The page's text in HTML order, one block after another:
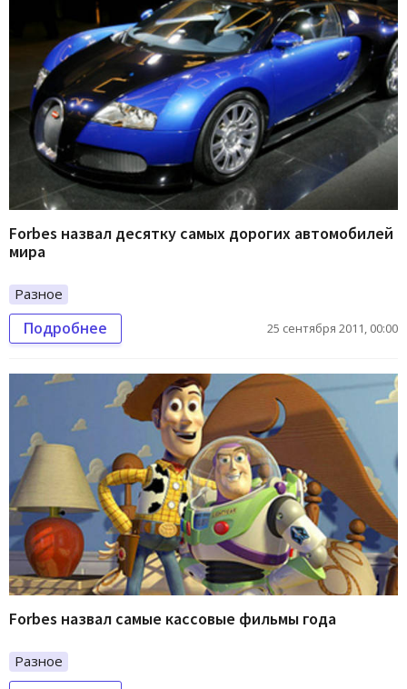
Forbes назвал десятку самых дорогих автомобилей
мира
Разное
Подробнее 25 сентября 2011, 00:00
Forbes назвал самые кассовые фильмы года
Разное